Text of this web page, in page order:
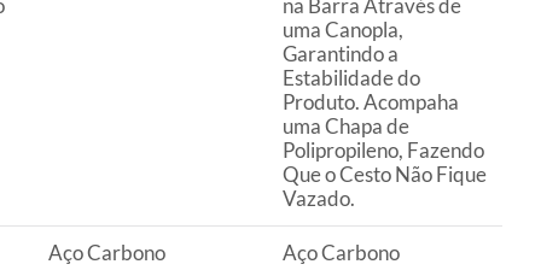
uma Canopla,
Garantindo a
Estabilidade do
Produto. Acompaha
uma Chapa de
Polipropileno, Fazendo
Que o Cesto Não Fique
Vazado.
Aço Carbono Aço Carbono